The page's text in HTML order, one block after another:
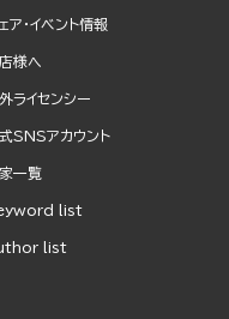
ア・イベント情報
様へ
ライセンシー
SNSアカウント
一覧
list
list